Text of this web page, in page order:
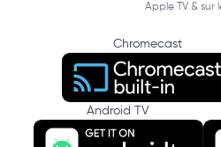
Apple TV & sur
Chromecast
Android TV